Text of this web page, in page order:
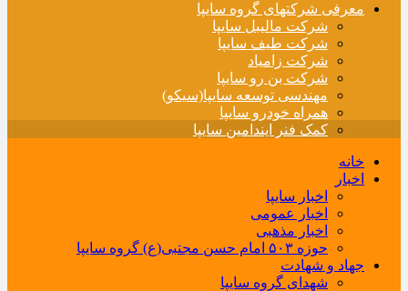
معرفی شرکتهای گروه سایپا
شرکت مالیبل سایپا
شرکت طیف سایپا
شرکت زامیاد
شرکت بن رو سایپا
مهندسی توسعه سایپا(سیکو)
همراه خودرو سایپا
کمک فنر ایندامین سایپا
خانه
اخبار
اخبار سایپا
اخبار عمومی
اخبار مذهبی
حوزه ۵۰۳ امام حسن مجتبی(ع) گروه سایپا
جهاد و شهادت
شهدای گروه سایپا